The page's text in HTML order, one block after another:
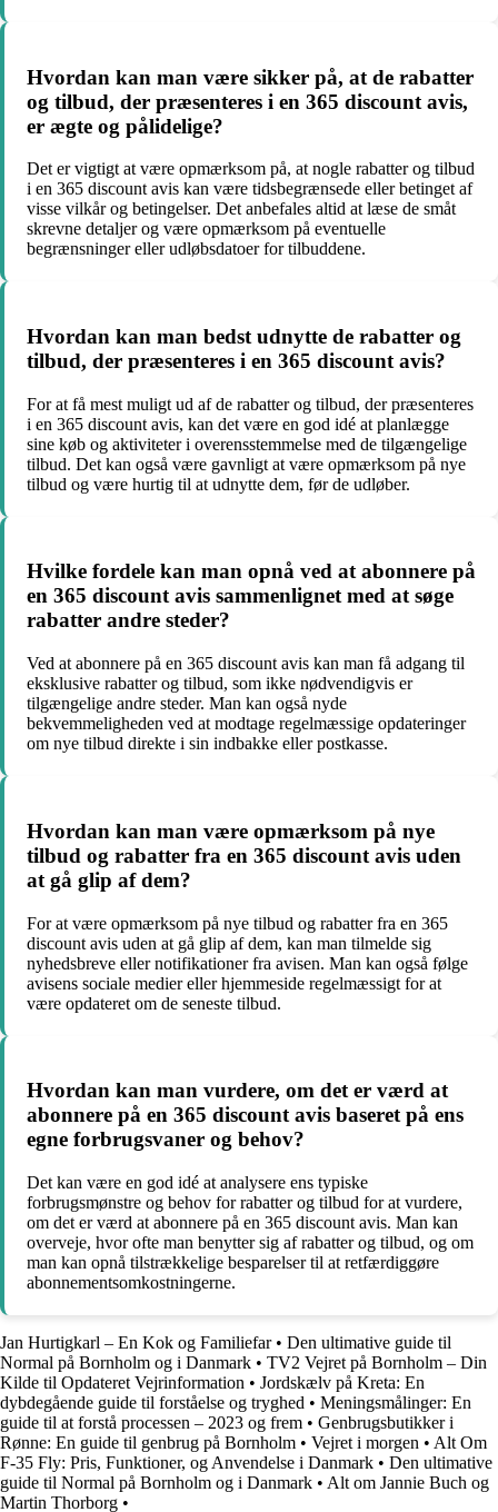
Hvordan kan man være sikker på, at de rabatter
og tilbud, der præsenteres i en 365 discount avis,
er ægte og pålidelige?
Det er vigtigt at være opmærksom på, at nogle rabatter og tilbud
i en 365 discount avis kan være tidsbegrænsede eller betinget af
visse vilkår og betingelser. Det anbefales altid at læse de småt
skrevne detaljer og være opmærksom på eventuelle
begrænsninger eller udløbsdatoer for tilbuddene.
Hvordan kan man bedst udnytte de rabatter og
tilbud, der præsenteres i en 365 discount avis?
For at få mest muligt ud af de rabatter og tilbud, der præsenteres
i en 365 discount avis, kan det være en god idé at planlægge
sine køb og aktiviteter i overensstemmelse med de tilgængelige
tilbud. Det kan også være gavnligt at være opmærksom på nye
tilbud og være hurtig til at udnytte dem, før de udløber.
Hvilke fordele kan man opnå ved at abonnere på
en 365 discount avis sammenlignet med at søge
rabatter andre steder?
Ved at abonnere på en 365 discount avis kan man få adgang til
eksklusive rabatter og tilbud, som ikke nødvendigvis er
tilgængelige andre steder. Man kan også nyde
bekvemmeligheden ved at modtage regelmæssige opdateringer
om nye tilbud direkte i sin indbakke eller postkasse.
Hvordan kan man være opmærksom på nye
tilbud og rabatter fra en 365 discount avis uden
at gå glip af dem?
For at være opmærksom på nye tilbud og rabatter fra en 365
discount avis uden at gå glip af dem, kan man tilmelde sig
nyhedsbreve eller notifikationer fra avisen. Man kan også følge
avisens sociale medier eller hjemmeside regelmæssigt for at
være opdateret om de seneste tilbud.
Hvordan kan man vurdere, om det er værd at
abonnere på en 365 discount avis baseret på ens
egne forbrugsvaner og behov?
Det kan være en god idé at analysere ens typiske
forbrugsmønstre og behov for rabatter og tilbud for at vurdere,
om det er værd at abonnere på en 365 discount avis. Man kan
overveje, hvor ofte man benytter sig af rabatter og tilbud, og om
man kan opnå tilstrækkelige besparelser til at retfærdiggøre
abonnementsomkostningerne.
Jan Hurtigkarl – En Kok og Familiefar• Den ultimative guide til
Normal på Bornholm og i Danmark • TV2 Vejret på Bornholm – Din
Kilde til Opdateret Vejrinformation • Jordskælv på Kreta: En
dybdegående guide til forståelse og tryghed • Meningsmålinger: En
guide til at forstå processen – 2023 og frem • Genbrugsbutikker i
Rønne: En guide til genbrug på Bornholm • Vejret i morgen • Alt Om
F-35 Fly: Pris, Funktioner, og Anvendelse i Danmark • Den ultimative
guide til Normal på Bornholm og i Danmark • Alt om Jannie Buch og
Martin Thorborg •